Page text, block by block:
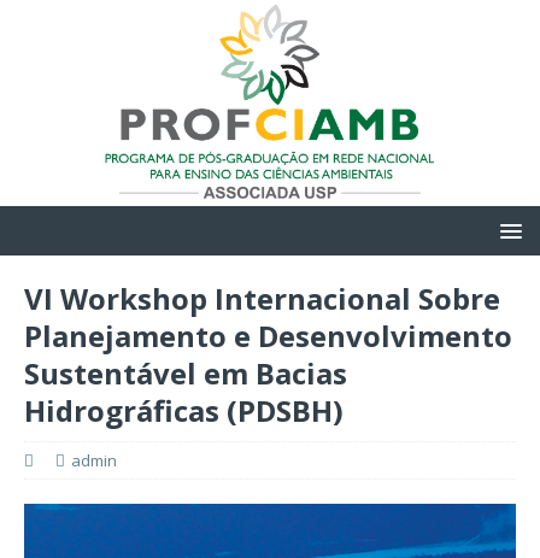
VI Workshop Internacional Sobre
Planejamento e Desenvolvimento
Sustentável em Bacias
Hidrográficas (PDSBH)
admin